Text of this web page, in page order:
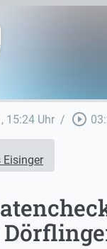
, 15:24 Uhr / play_circle_outline
Eisinger